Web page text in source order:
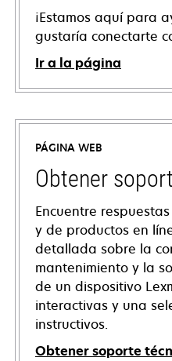
¡Estamos aquí para
gustaría conectarte
Ir a la página
PÁGINA WEB
Obtener
Encuentre
y de productos en
detallada sobre la
mantenimiento y la
de un dispositivo
interactivas y una
instructivos.
Obtener soporte